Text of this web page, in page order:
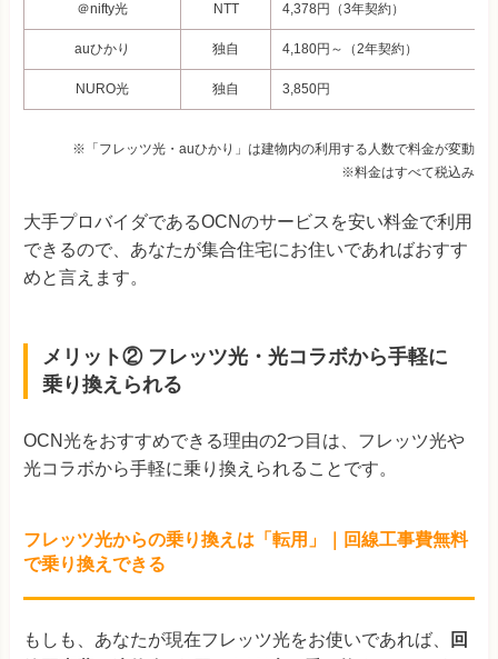
＠nifty光 NTT 4,378 円（3年契約）
auひかり 独自 4,180円～（2年契約）
NURO光 独自 3,850円
※「フレッツ光・auひかり」は建物内の利用する人数で料金が変動
※料金はすべて税込み
大手プロバイダであるOCNのサービスを安い料金で利用
できるので、あなたが集合住宅にお住いであればおすす
めと言えます。
メリット② フレッツ光・光コラボから手軽に
乗り換えられる
OCN光をおすすめできる理由の2つ目は、フレッツ光や
光コラボから手軽に乗り換えられることです。
フレッツ光からの乗り換えは「転用」｜回線工事費無料
で乗り換えできる
もしも、あなたが現在フレッツ光をお使いであれば、
回